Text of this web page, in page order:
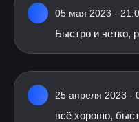
05 мая 2023 -
Быстро и четко,
25 апреля 2023 -
всё хорошо,